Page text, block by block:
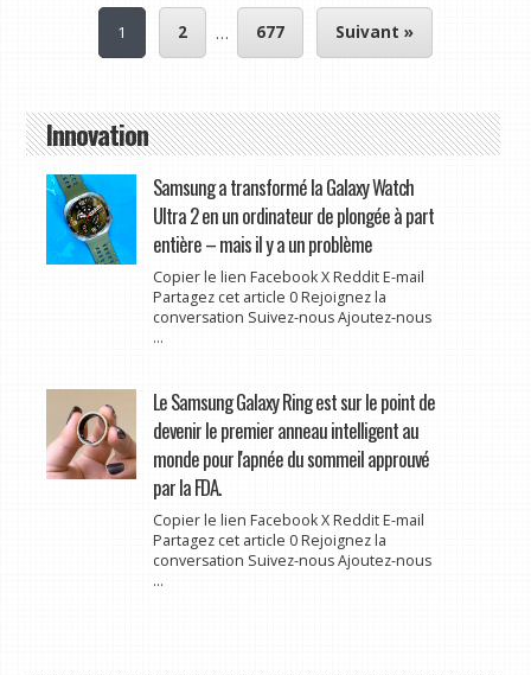
1 2 … 677 Suivant »
Innovation
Samsung a transformé la Galaxy Watch
Ultra 2 en un ordinateur de plongée à part
entière – mais il y a un problème
Copier le lien Facebook X Reddit E-mail
Partagez cet article 0 Rejoignez la
conversation Suivez-nous Ajoutez-nous
...
Le Samsung Galaxy Ring est sur le point de
devenir le premier anneau intelligent au
monde pour l'apnée du sommeil approuvé
par la FDA.
Copier le lien Facebook X Reddit E-mail
Partagez cet article 0 Rejoignez la
conversation Suivez-nous Ajoutez-nous
...